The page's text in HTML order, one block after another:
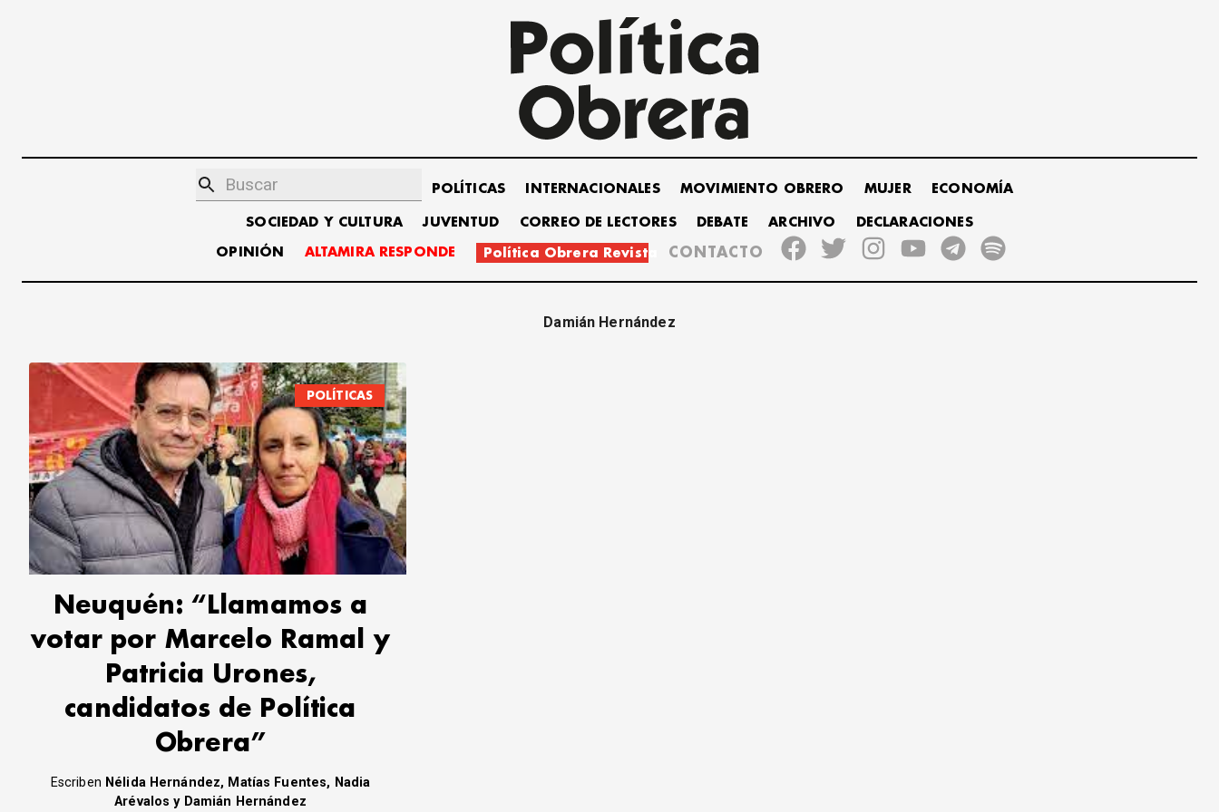
POLÍTICAS INTERNACIONALES MOVIMIENTO OBRERO MUJER ECONOMÍA
SOCIEDAD Y CULTURA JUVENTUD CORREO DE LECTORES DEBATE ARCHIVO DECLARACIONES
OPINIÓN ALTAMIRA RESPONDE Política Obrera Revista CONTACTO
Damián Hernández
POLÍTICAS
Neuquén: “Llamamos a
votar por Marcelo Ramal y
Patricia Urones,
candidatos de Política
Obrera”
Escriben Nélida Hernández, Matías Fuentes, Nadia
Arévalos y Damián Hernández